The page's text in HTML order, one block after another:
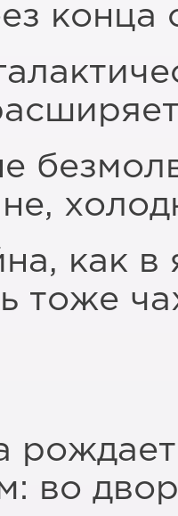
конца
как в
тоже
во